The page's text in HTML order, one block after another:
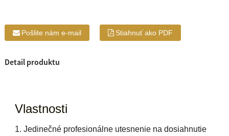
Pošlite nám e-mail Stiahnuť ako PDF
Detail produktu
Vlastnosti
1. Jedinečné profesionálne utesnenie na dosiahnutie